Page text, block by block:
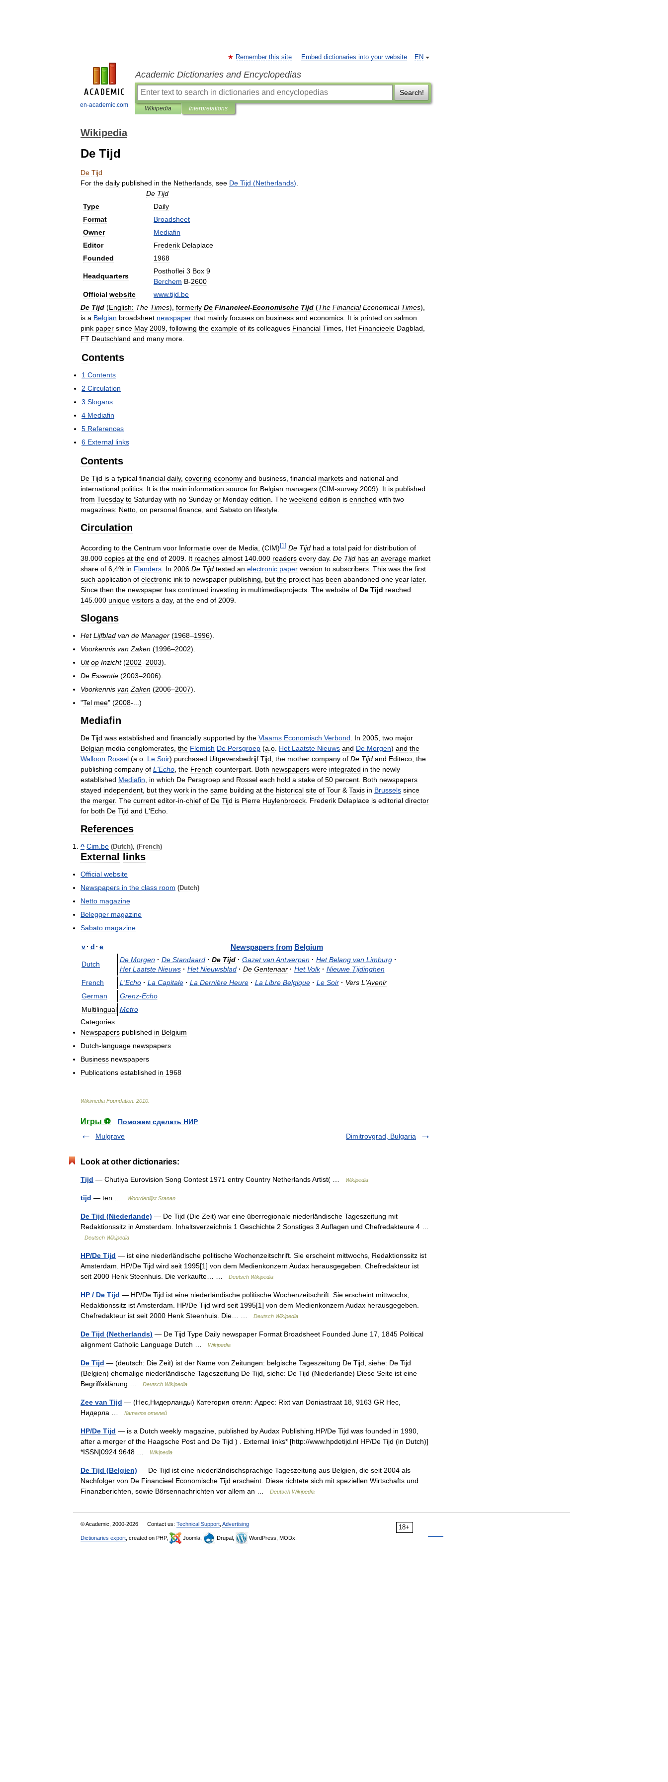
en-academic.com
EN
Remember this site Embed dictionaries into your website
Academic Dictionaries and Encyclopedias
Search!
Wikipedia Interpretations
Wikipedia
De Tijd
De Tijd
For the daily published in the Netherlands see De Tijd (Netherlands)
De Tijd
Type
Daily
Format
Broadsheet
Owner
Mediafin
Editor
Frederik Delaplace
Founded
1968
Headquarters
Posthoflei 3 Box 9
Berchem B-2600
Official website www.tijd be
De Tijd (English: The Times), formerly De Financieel-Economische Tijd (The Financial Economical Times),
is a Belgian broadsheet newspaper that mainly focuses on business and economics It is printed on salmon
pink paper since May 2009 following the example of its colleagues Financial Times Het Financieele Dagblad
FT Deutschland and many more
Contents
1 Contents
2 Circulation
3 Slogans
4 Mediafin
5 References
6 External links
Contents
De Tijd is a typical financial daily, covering economy and business financial markets and national and
international politics It is the main information source for Belgian managers (CIM-survey 2009). It is published
from Tuesday to Saturday with no Sunday or Monday edition The weekend edition is enriched with two
magazines: Netto on personal finance and Sabato on lifestyle
Circulation
According to the Centrum voor Informatie over de Media , (CIM)[1 ] De Tijd had a total paid for distribution of
38 000 copies at the end of 2009 It reaches almost 140 000 readers every day. De Tijd has an average market
share of 6 4% in Flanders In 2006 De Tijd tested an electronic paper version to subscribers This was the first
such application of electronic ink to newspaper publishing but the project has been abandoned one year later.
Since then the newspaper has continued investing in multimediaprojects The website of De Tijd reached
145 000 unique visitors a day, at the end of 2009
Slogans
Het Lijfblad van de Manager (1968–1996).
Voorkennis van Zaken (1996–2002).
Uit op Inzicht(2002–2003).
De Essentie (2003–2006).
Voorkennis van Zaken (2006–2007).
"Tel mee" (2008-...)
Mediafin
De Tijd was established and financially supported by the Vlaams Economisch Verbond In 2005 two major
Belgian media conglomerates the Flemish De Persgroep (a o Het Laatste Nieuws and De Morgen) and the
Walloon Rossel (a o Le Soir) purchased Uitgeversbedrijf Tijd the mother company of De Tijd and Editeco the
publishing company of L 'Echo the French counterpart Both newspapers were integrated in the newly
established Mediafin in which De Persgroep and Rossel each hold a stake of 50 percent Both newspapers
stayed independent but they work in the same building at the historical site of Tour & Taxis in Brussels since
the merger. The current editor-in-chief of De Tijd is Pierre Huylenbroeck Frederik Delaplace is editorial director
for both De Tijd and L 'Echo
References
^ Cim be (Dutch) (French)
External links
Official website
Newspapers in the class room (Dutch)
Netto magazine
Belegger magazine
Sabato magazine
v· d · e Newspapers from Belgium
Dutch
De Morgen · De Standaard · De Tijd · Gazet van Antwerpen · Het Belang van Limburg ·
Het Laatste Nieuws · Het Nieuwsblad · De Gentenaar · Het Volk · Nieuwe Tijdinghen
French
L 'Echo · La Capitale · La Dernière Heure · La Libre Belgique · Le Soir · Vers L 'Avenir
German
Grenz-Echo
Multilingual Metro
Categories:
Newspapers published in Belgium
Dutch-language newspapers
Business newspapers
Publications established in 1968
Wikimedia Foundation 2010
Игры ⚽
Поможем сделать НИР
Mulgrave
Dimitrovgrad, Bulgaria
Look at other dictionaries:
Tijd — Chutiya Eurovision Song Contest 1971 entry Country Netherlands Artist( … Wikipedia
tijd — ten … Woordenlijst Sranan
De Tijd (Niederlande) — De Tijd (Die Zeit) war eine überregionale niederländische Tageszeitung mit
Redaktionssitz in Amsterdam. Inhaltsverzeichnis 1 Geschichte 2 Sonstiges 3 Auflagen und Chefredakteure 4 …
Deutsch Wikipedia
HP/De Tijd — ist eine niederländische politische Wochenzeitschrift. Sie erscheint mittwochs, Redaktionssitz ist
Amsterdam. HP/De Tijd wird seit 1995[1] von dem Medienkonzern Audax herausgegeben. Chefredakteur ist
seit 2000 Henk Steenhuis. Die verkaufte… …
Deutsch Wikipedia
HP / De Tijd — HP/De Tijd ist eine niederländische politische Wochenzeitschrift. Sie erscheint mittwochs,
Redaktionssitz ist Amsterdam. HP/De Tijd wird seit 1995[1] von dem Medienkonzern Audax herausgegeben.
Chefredakteur ist seit 2000 Henk Steenhuis. Die… …
Deutsch Wikipedia
De Tijd (Netherlands) — De Tijd Type Daily newspaper Format Broadsheet Founded June 17, 1845 Political
alignment Catholic Language Dutch …
Wikipedia
De Tijd — (deutsch: Die Zeit) ist der Name von Zeitungen: belgische Tageszeitung De Tijd, siehe: De Tijd
(Belgien) ehemalige niederländische Tageszeitung De Tijd, siehe: De Tijd (Niederlande) Diese Seite ist eine
Begriffsklärung …
Deutsch Wikipedia
Zee van Tijd — (Нес,Нидерланды) Категория отеля: Адрес: Rixt van Doniastraat 18, 9163 GR Нес,
Нидерла …
Каталог отелей
HP/De Tijd — is a Dutch weekly magazine, published by Audax Publishing.HP/De Tijd was founded in 1990,
after a merger of the Haagsche Post and De Tijd ) . External links* [http://www.hpdetijd.nl HP/De Tijd (in Dutch)]
*ISSN|0924 9648 …
Wikipedia
De Tijd (Belgien) — De Tijd ist eine niederländischsprachige Tageszeitung aus Belgien, die seit 2004 als
Nachfolger von De Financieel Economische Tijd erscheint. Diese richtete sich mit speziellen Wirtschafts und
Finanzberichten, sowie Börsennachrichten vor allem an …
Deutsch Wikipedia
18+
© Academic, 2000-2026 Contact us: Technical Support Advertising
Dictionaries export , created on PHP, Joomla, Drupal, WordPress, MODx.